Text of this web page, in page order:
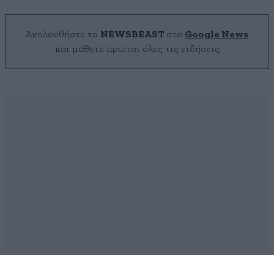
Ακολουθήστε το NEWSBEAST στο Google News
και μάθετε πρώτοι όλες τις ειδήσεις